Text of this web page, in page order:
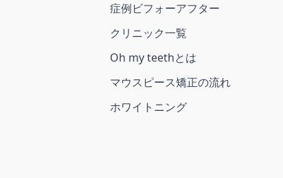
症例ビフォーアフター
クリニック一覧
Oh my teethとは
マウスピース矯正の流れ
ホワイトニング